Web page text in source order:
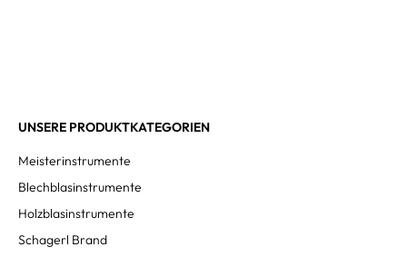
UNSERE PRODUKTKATEGORIEN
Meisterinstrumente
Blechblasinstrumente
Holzblasinstrumente
Schagerl Brand